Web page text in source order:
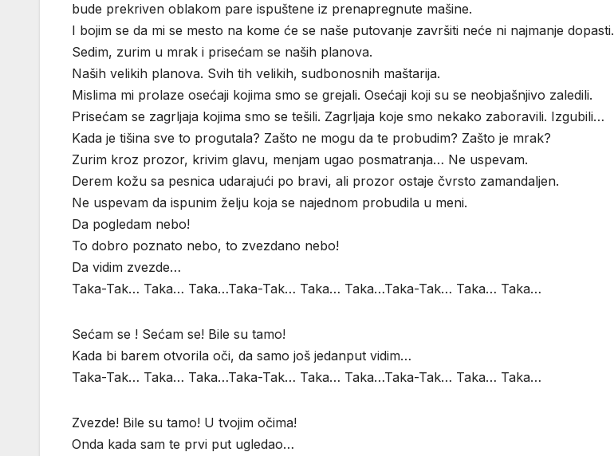
bude prekriven oblakom pare ispuštene iz prenapregnute mašine.
I bojim se da mi se mesto na kome će se naše putovanje završiti neće ni najmanje dopasti.
Sedim, zurim u mrak i prisećam se naših planova.
Naših velikih planova. Svih tih velikih, sudbonosnih maštarija.
Mislima mi prolaze osećaji kojima smo se grejali. Osećaji koji su se neobjašnjivo zaledili.
Prisećam se zagrljaja kojima smo se tešili. Zagrljaja koje smo nekako zaboravili. Izgubili…
Kada je tišina sve to progutala? Zašto ne mogu da te probudim? Zašto je mrak?
Zurim kroz prozor, krivim glavu, menjam ugao posmatranja… Ne uspevam.
Derem kožu sa pesnica udarajući po bravi, ali prozor ostaje čvrsto zamandaljen.
Ne uspevam da ispunim želju koja se najednom probudila u meni.
Da pogledam nebo!
To dobro poznato nebo, to zvezdano nebo!
Da vidim zvezde…
Taka-Tak… Taka… Taka…Taka-Tak… Taka… Taka…Taka-Tak… Taka… Taka…
Sećam se ! Sećam se! Bile su tamo!
Kada bi barem otvorila oči, da samo još jedanput vidim…
Taka-Tak… Taka… Taka…Taka-Tak… Taka… Taka…Taka-Tak… Taka… Taka…
Zvezde! Bile su tamo! U tvojim očima!
Onda kada sam te prvi put ugledao…